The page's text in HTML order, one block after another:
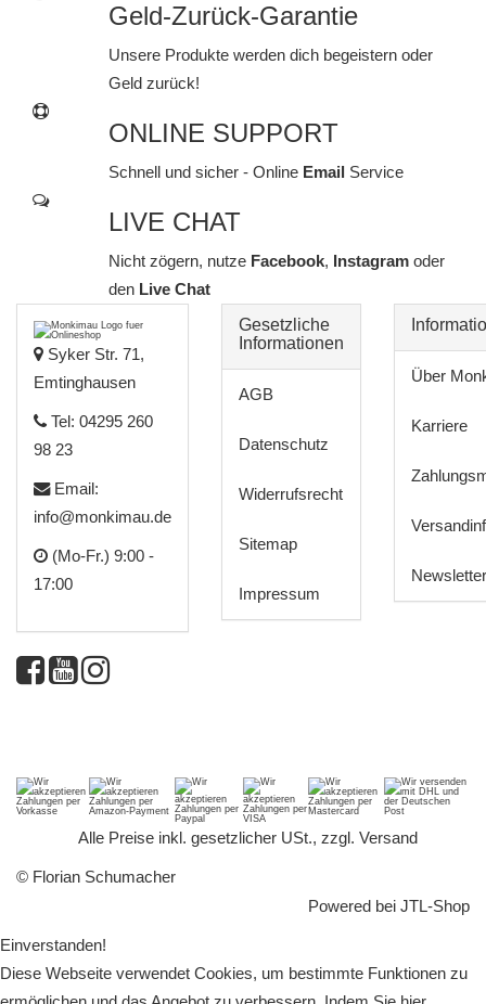
Geld-Zurück-Garantie
Unsere Produkte werden dich begeistern oder
Geld zurück!
ONLINE SUPPORT
Schnell und sicher - Online Email Service
LIVE CHAT
Nicht zögern, nutze Facebook, Instagram oder
denLive Chat
Syker Str. 71,
Emtinghausen
Tel: 04295 260
98 23
Email:
info@monkimau.de
(Mo-Fr.) 9:00 -
17:00
Gesetzliche
Informationen
AGB
Datenschutz
Widerrufsrecht
Sitemap
Impressum
Über
Karriere
Newsletter
Alle Preise inkl. gesetzlicher USt., zzgl. Versand
© Florian Schumacher
Powered bei JTL-Shop
Einverstanden!
Diese Webseite verwendet Cookies, um bestimmte Funktionen zu